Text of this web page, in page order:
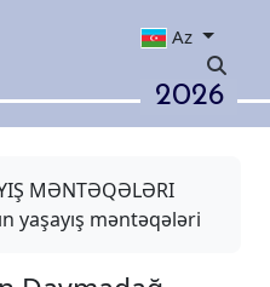
Az
2026
MƏNTƏQƏLƏRI
yaşayış məntəqələri